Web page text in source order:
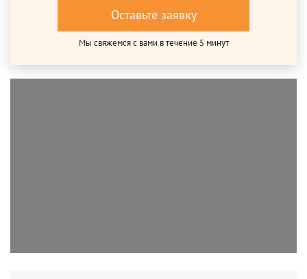
Оставьте заявку
Мы свяжемся с вами в течение 5 минут